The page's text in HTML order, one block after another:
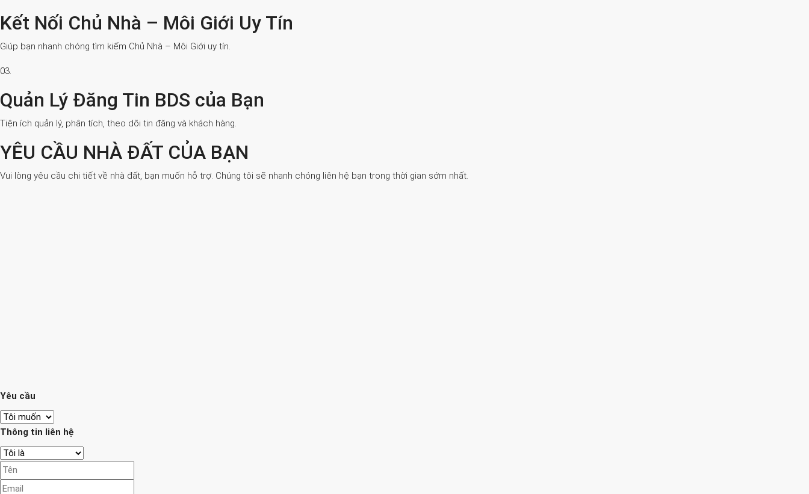
Kết Nối Chủ Nhà – Môi Giới Uy Tín
Giúp bạn nhanh chóng tìm kiếm Chủ Nhà – Môi Giới uy tín.
03.
Quản Lý Đăng Tin BDS của Bạn
Tiện ích quản lý, phân tích, theo dõi tin đăng và khách hàng.
YÊU CẦU NHÀ ĐẤT CỦA BẠN
Vui lòng yêu cầu chi tiết về nhà đất, bạn muốn hỗ trợ. Chúng tôi sẽ nhanh chóng liên hệ bạn trong thời gian sớm nhất.
Yêu cầu
Thông tin liên hệ